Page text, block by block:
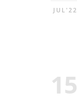
JUL'22
15